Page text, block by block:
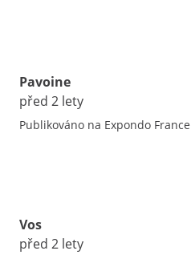
Pavoine
před 2 lety
Publikováno na Expondo France
Vos
před 2 lety